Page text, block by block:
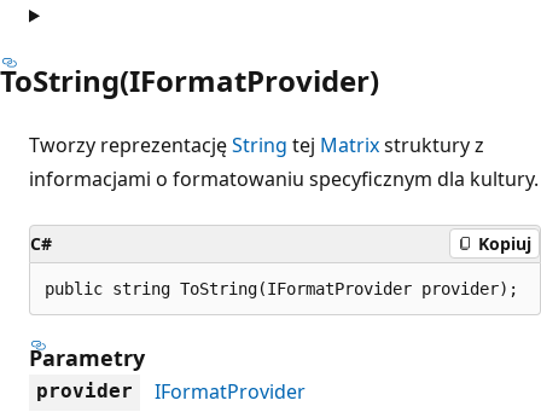
ToString(IFormatProvider)
Tworzy reprezentacjęString tej Matrixstruktury z
informacjami o formatowaniu specyficznym dla kultury.
C# Kopiuj
public string ToString(IFormatProvider provider);
Parametry
provider
IFormatProvider